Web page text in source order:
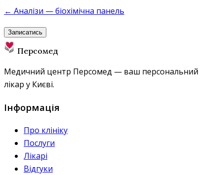
← Аналізи — біохімічна панель
Записатись
Персомед
Медичний центр Персомед — ваш персональний
лікар у Києві.
Інформація
Про клініку
Послуги
Лікарі
Відгуки